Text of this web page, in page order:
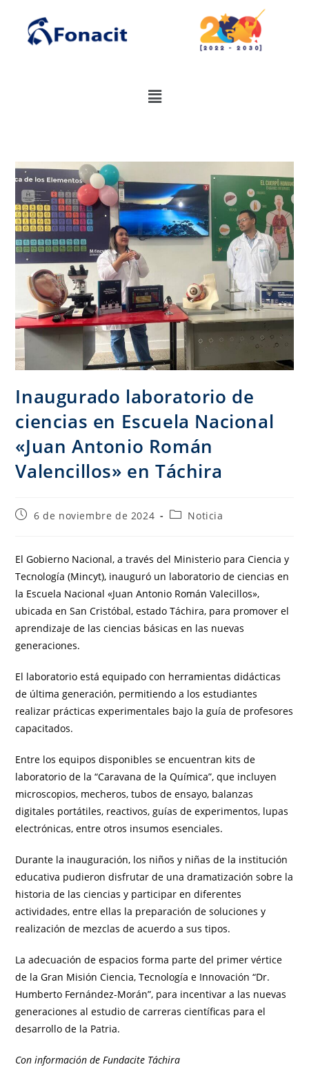
Inaugurado laboratorio de
ciencias en Escuela Nacional
«Juan Antonio Román
Valencillos» en Táchira
6 de noviembre de 2024 Noticia
El Gobierno Nacional, a través del Ministerio para Ciencia y
Tecnología (Mincyt), inauguró un laboratorio de ciencias en
la Escuela Nacional «Juan Antonio Román Valecillos»,
ubicada en San Cristóbal, estado Táchira, para promover el
aprendizaje de las ciencias básicas en las nuevas
generaciones.
El laboratorio está equipado con herramientas didácticas
de última generación, permitiendo a los estudiantes
realizar prácticas experimentales bajo la guía de profesores
capacitados.
Entre los equipos disponibles se encuentran kits de
laboratorio de la “Caravana de la Química”, que incluyen
microscopios, mecheros, tubos de ensayo, balanzas
digitales portátiles, reactivos, guías de experimentos, lupas
electrónicas, entre otros insumos esenciales.
Durante la inauguración, los niños y niñas de la institución
educativa pudieron disfrutar de una dramatización sobre la
historia de las ciencias y participar en diferentes
actividades, entre ellas la preparación de soluciones y
realización de mezclas de acuerdo a sus tipos.
La adecuación de espacios forma parte del primer vértice
de la Gran Misión Ciencia, Tecnología e Innovación “Dr.
Humberto Fernández-Morán”, para incentivar a las nuevas
generaciones al estudio de carreras científicas para el
desarrollo de la Patria.
Con información de Fundacite Táchira